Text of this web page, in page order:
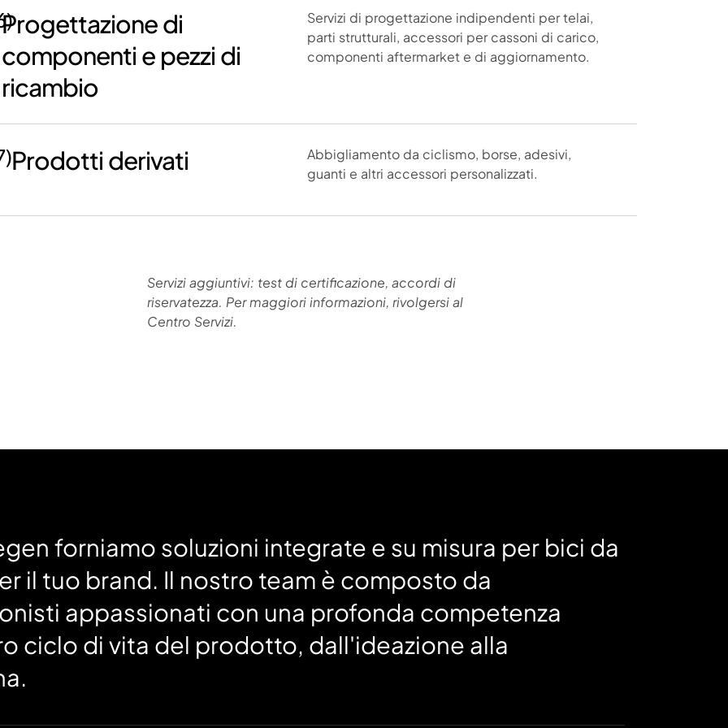
Progettazione di
componenti e pezzi di
ricambio
Servizi di progettazione indipendenti per telai,
parti strutturali, accessori per cassoni di carico,
componenti aftermarket e di aggiornamento.
Prodotti derivati
Abbigliamento da ciclismo, borse, adesivi,
guanti e altri accessori personalizzati.
Servizi aggiuntivi: test di certificazione, accordi di
riservatezza. Per maggiori informazioni, rivolgersi al
Centro Servizi.
forniamo soluzioni integrate e su misura per bici da
il tuo brand. Il nostro team è composto da
appassionati con una profonda competenza
ciclo di vita del prodotto, dall'ideazione alla